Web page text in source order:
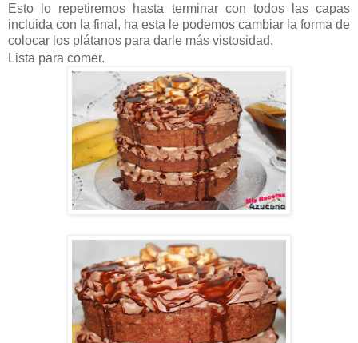
Esto lo repetiremos hasta terminar con todos las capas
incluida con la final, ha esta le podemos cambiar la forma de
colocar los plátanos para darle más vistosidad.
Lista para comer.